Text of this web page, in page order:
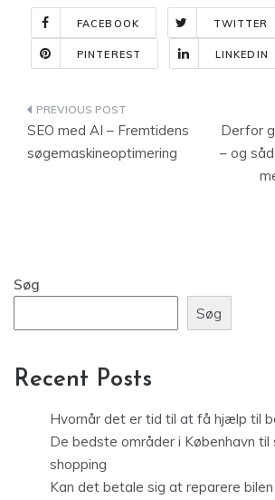
FACEBOOK TWITTER
PINTEREST LINKEDIN
Indlægsnavigation
SEO med AI – Fremtidens
søgemaskineoptimering
Derfor
– og
Søg
Søg
Recent Posts
Hvornår det er tid til at få hjælp til
De bedste områder i København til
shopping
Kan det betale sig at reparere